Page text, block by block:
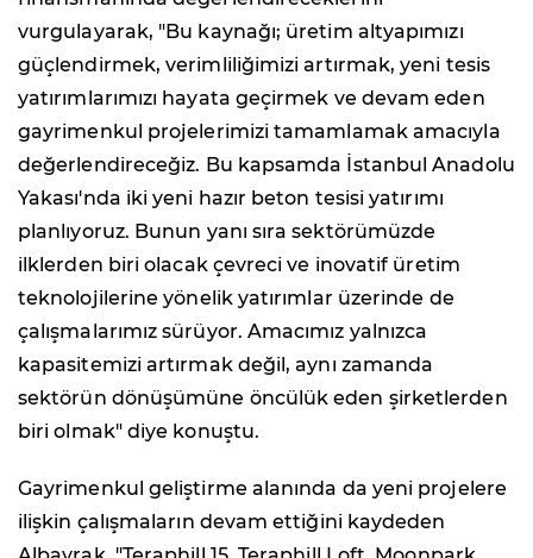
vurgulayarak, "Bu kaynağı; üretim altyapımızı
güçlendirmek, verimliliğimizi artırmak, yeni tesis
yatırımlarımızı hayata geçirmek ve devam eden
gayrimenkul projelerimizi tamamlamak amacıyla
değerlendireceğiz. Bu kapsamda İstanbul Anadolu
Yakası'nda iki yeni hazır beton tesisi yatırımı
planlıyoruz. Bunun yanı sıra sektörümüzde
ilklerden biri olacak çevreci ve inovatif üretim
teknolojilerine yönelik yatırımlar üzerinde de
çalışmalarımız sürüyor. Amacımız yalnızca
kapasitemizi artırmak değil, aynı zamanda
sektörün dönüşümüne öncülük eden şirketlerden
biri olmak" diye konuştu.
Gayrimenkul geliştirme alanında da yeni projelere
ilişkin çalışmaların devam ettiğini kaydeden